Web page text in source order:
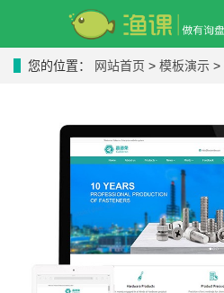
您的位置： 网站首页 > 模板演示 >